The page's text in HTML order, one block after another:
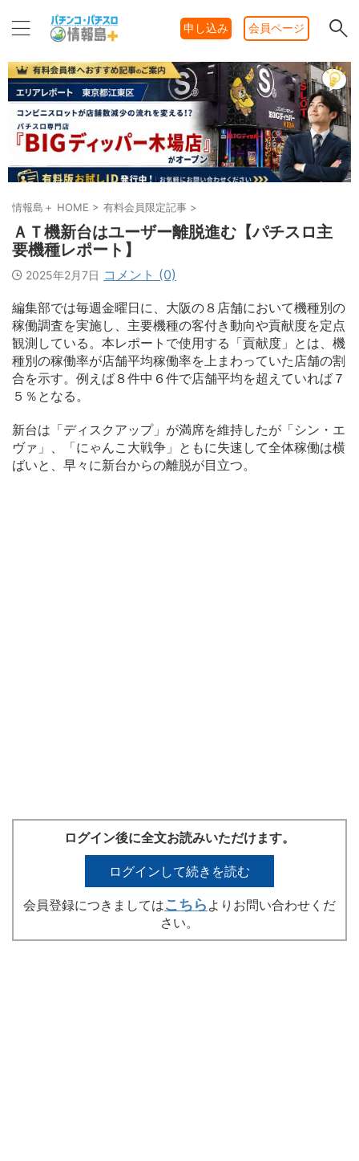
申し込み 会員ページ
情報島＋ HOME > 有料会員限定記事 >
ＡＴ機新台はユーザー離脱進む【パチスロ主
要機種レポート】
2025年2月7日 コメント (0)
編集部では毎週金曜日に、大阪の８店舗において機種別の
稼働調査を実施し、主要機種の客付き動向や貢献度を定点
観測している。本レポートで使用する「貢献度」とは、機
種別の稼働率が店舗平均稼働率を上まわっていた店舗の割
合を示す。例えば８件中６件で店舗平均を超えていれば７
５％となる。
新台は「ディスクアップ」が満席を維持したが「シン・エ
ヴァ」、「にゃんこ大戦争」ともに失速して全体稼働は横
ばいと、早々に新台からの離脱が目立つ。
ログイン後に全文お読みいただけます。
ログインして続きを読む
会員登録につきましてはこちら よりお問い合わせくだ
さい。